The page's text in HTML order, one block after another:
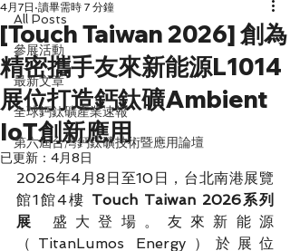
All Posts
參展活動
最新文章
全球鈣鈦礦產業速報
第六屆台灣鈣鈦礦技術暨應用論壇
[Touch Taiwan 2026] 創為
精密攜手友來新能源L1014
展位打造鈣鈦礦Ambient
IoT創新應用
4月7日 讀畢需時 7 分鐘
已更新： 4月8日
2026年4月8日至10日，台北南港展覽
館1館4樓 Touch Taiwan 2026系列
展
盛大登場。友來新能源